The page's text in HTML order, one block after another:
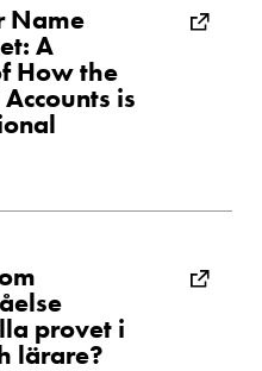
Name
A
How the
is
provet i
lärare?